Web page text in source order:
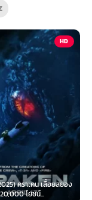
ยอง
Oppenheimer